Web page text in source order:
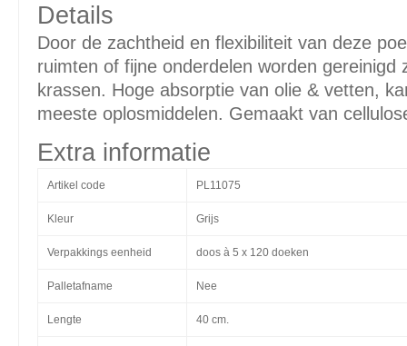
Details
Door de zachtheid en flexibiliteit van deze
ruimten of fijne onderdelen worden gereinigd
krassen. Hoge absorptie van olie & vetten,
meeste oplosmiddelen. Gemaakt van
Extra informatie
Artikel code PL11075
Kleur Grijs
Verpakkings eenheid doos à 5 x 120 doeken
Palletafname Nee
Lengte 40 cm.